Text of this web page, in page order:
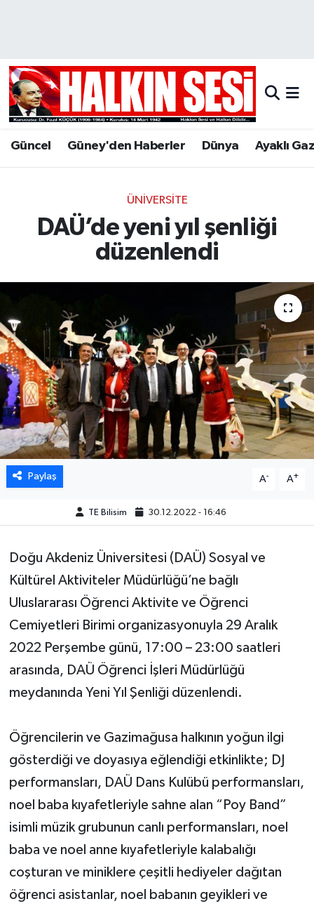
Güncel Güney'den Haberler Dünya Ayaklı
ÜNIVERSITE
DAÜ’de yeni yıl şenliği
düzenlendi
Paylaş A- A+
TE Bilisim 30.12.2022 - 16:46
Doğu Akdeniz Üniversitesi (DAÜ) Sosyal ve
Kültürel Aktiviteler Müdürlüğü’ne bağlı
Uluslararası Öğrenci Aktivite ve Öğrenci
Cemiyetleri Birimi organizasyonuyla 29 Aralık
2022 Perşembe günü, 17:00 – 23:00 saatleri
arasında, DAÜ Öğrenci İşleri Müdürlüğü
meydanında Yeni Yıl Şenliği düzenlendi.
Öğrencilerin ve Gazimağusa halkının yoğun ilgi
gösterdiği ve doyasıya eğlendiği etkinlikte; DJ
performansları, DAÜ Dans Kulübü performansları,
noel baba kıyafetleriyle sahne alan “Poy Band”
isimli müzik grubunun canlı performansları, noel
baba ve noel anne kıyafetleriyle kalabalığı
coşturan ve miniklere çeşitli hediyeler dağıtan
öğrenci asistanlar, noel babanın geyikleri ve
Hava Durumu
Trafik Durumu
Son Dakika Haberleri